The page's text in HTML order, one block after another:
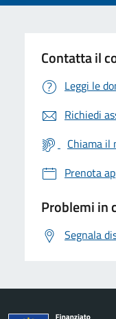
Contatta il
Leggi le
Richiedi
Chiama
Prenota
Problemi in
Segnala